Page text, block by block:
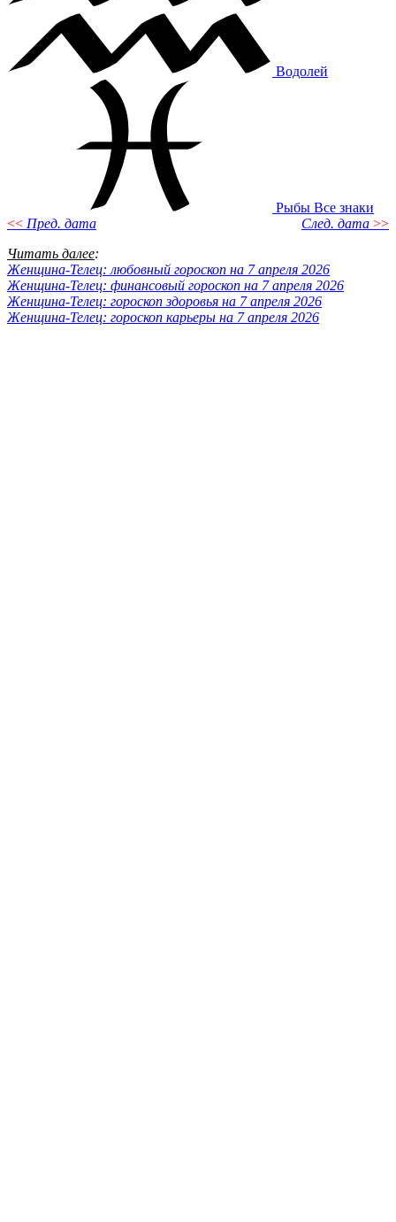
Водолей
Рыбы Все знаки
<< Пред. дата След. дата >>
Читать далее:
Женщина-Телец: любовный гороскоп на 7 апреля 2026
Женщина-Телец: финансовый гороскоп на 7 апреля 2026
Женщина-Телец: гороскоп здоровья на 7 апреля 2026
Женщина-Телец: гороскоп карьеры на 7 апреля 2026